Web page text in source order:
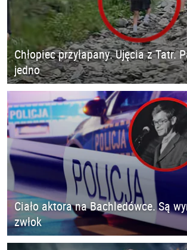
Chłopiec przyłapany. Ujęcia z Tatr.
jedno
Ciało aktora na Bachledówce. Są
zwłok